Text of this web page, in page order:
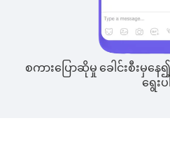
စကားပြောဆိုမှု ခေါင်းစီးမှနေ၍
ရွေးပါ